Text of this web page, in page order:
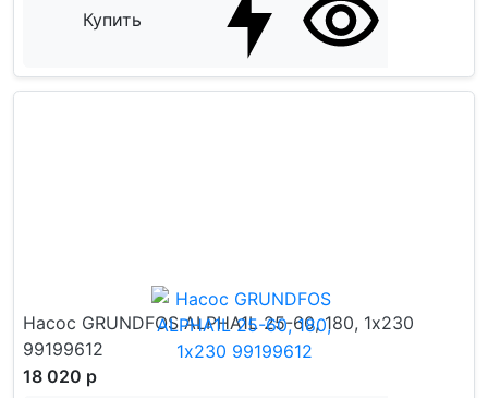
Купить
Насос GRUNDFOS ALPHA1L 25-60, 180, 1х230
99199612
18 020 р